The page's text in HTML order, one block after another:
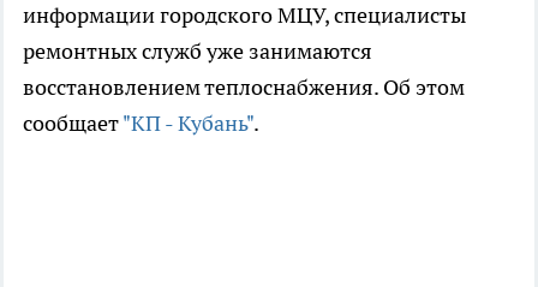
информации городского МЦУ, специалисты
ремонтных служб уже занимаются
восстановлением теплоснабжения. Об этом
сообщает"КП - Кубань".